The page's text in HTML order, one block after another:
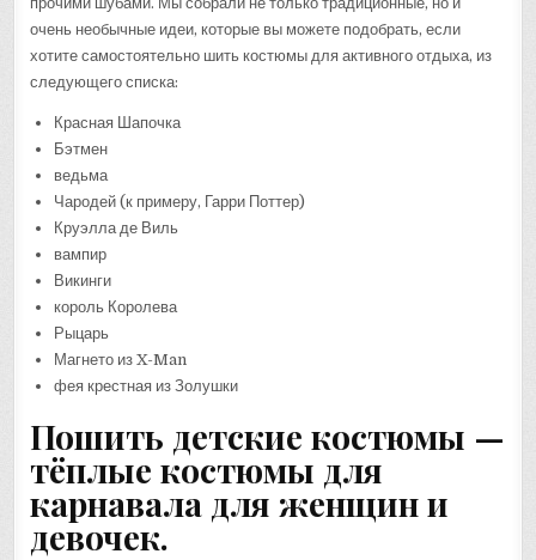
очень необычные идеи, которые вы можете подобрать, если
хотите самостоятельно шить костюмы для активного отдыха, из
следующего списка:
Красная Шапочка
Бэтмен
ведьма
Чародей (к примеру, Гарри Поттер)
Круэлла де Виль
вампир
Викинги
король Королева
Рыцарь
Магнето из X-Man
фея крестная из Золушки
Пошить детские костюмы —
тёплые костюмы для
карнавала для женщин и
девочек.